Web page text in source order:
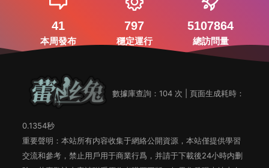
41
本周發布
797
穩定運行
5107864
總訪問量
數據庫查詢：104 次 | 頁面生成耗時：
0.1354秒
重要聲明：本站所有内容收集于網絡公開資源，本站僅提供學習
交流和參考，禁止用戶用于商業行爲，并請于下載後24小時内删